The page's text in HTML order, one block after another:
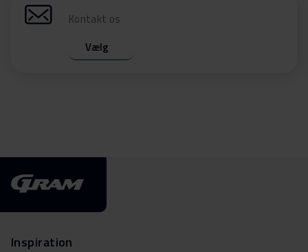
Kontakt os
Vælg
Inspiration